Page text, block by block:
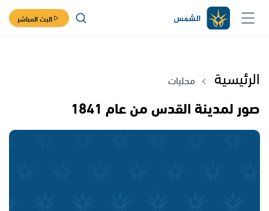
البث المباشر
الرئيسية محليات
صور لمدينة القدس من عام 1841